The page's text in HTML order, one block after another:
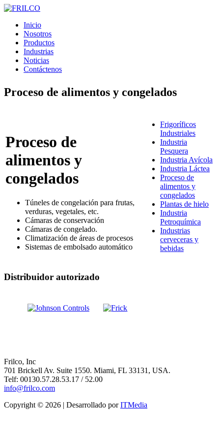
Inicio
Nosotros
Productos
Industrias
Noticias
Contáctenos
Proceso de alimentos y congelados
Proceso de
alimentos y
congelados
Túneles de congelación para frutas,
verduras, vegetales, etc.
Cámaras de conservación
Cámaras de congelado.
Climatización de áreas de procesos
Sistemas de embolsado automático
Frigoríficos
Industriales
Industria
Pesquera
Industria Avícola
Industria Láctea
Proceso de
alimentos y
congelados
Plantas de hielo
Industria
Petroquímica
Industrias
cerveceras y
bebidas
Distribuidor autorizado
Frilco, Inc
701 Brickell Av. Suite 1550. Miami, FL 33131, USA.
Telf: 00130.57.28.53.17 / 52.00
info@frilco.com
Copyright © 2026 | Desarrollado porITMedia